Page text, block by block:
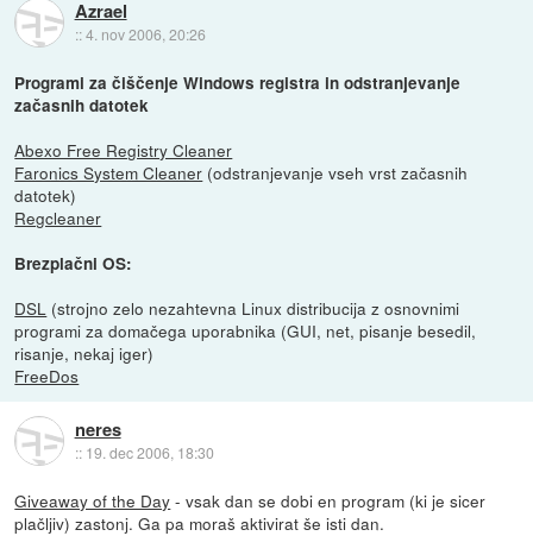
Azrael
::4. nov 2006, 20:26
Programi za čiščenje Windows registra in odstranjevanje
začasnih datotek
Abexo Free Registry Cleaner
Faronics System Cleaner (odstranjevanje vseh vrst začasnih
datotek)
Regcleaner
Brezplačni OS:
DSL (strojno zelo nezahtevna Linux distribucija z osnovnimi
programi za domačega uporabnika (GUI, net, pisanje besedil,
risanje, nekaj iger)
FreeDos
neres
:: 19. dec 2006, 18:30
Giveaway of the Day - vsak dan se dobi en program (ki je sicer
plačljiv) zastonj. Ga pa moraš aktivirat še isti dan.